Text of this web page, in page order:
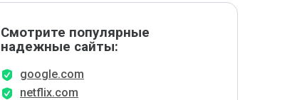
Смотрите популярные
надежные сайты:
google.com
netflix.com